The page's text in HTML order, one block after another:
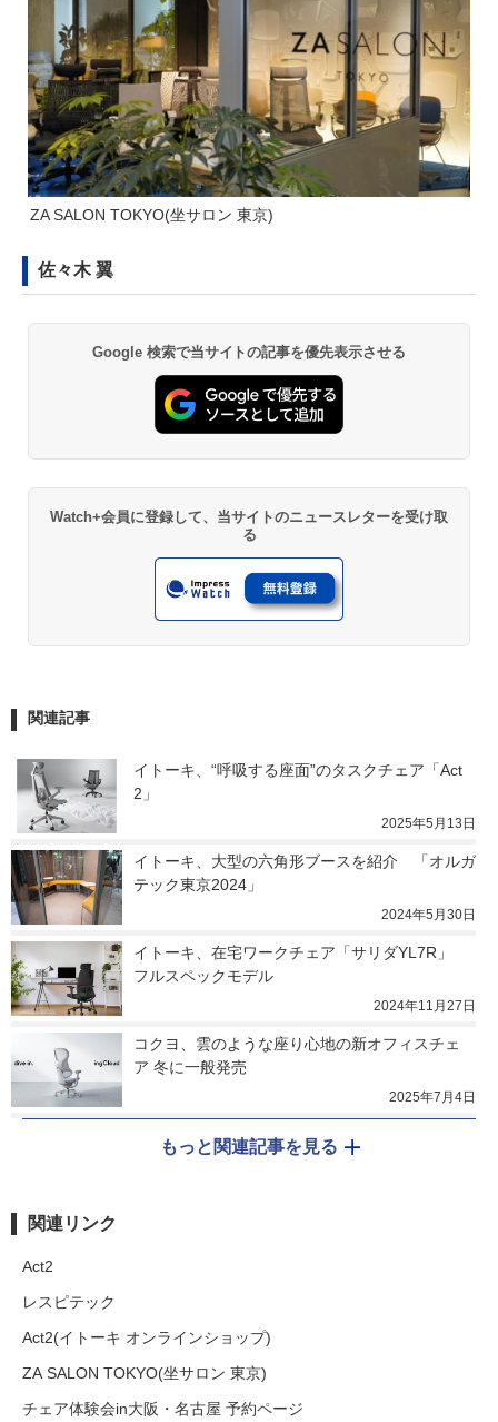
ZA SALON TOKYO(坐サロン 東京)
佐々木 翼
Google 検索で当サイトの記事を優先表示させる
Watch+会員に登録して、当サイトのニュースレターを受け取
る
関連記事
イトーキ、“呼吸する座面”のタスクチェア「Act
2」
2025年5月13日
イトーキ、大型の六角形ブースを紹介　「オルガ
テック東京2024」
2024年5月30日
イトーキ、在宅ワークチェア「サリダYL7R」
フルスペックモデル
2024年11月27日
コクヨ、雲のような座り心地の新オフィスチェ
ア 冬に一般発売
2025年7月4日
もっと関連記事を見る
関連リンク
Act2
レスピテック
Act2(イトーキ オンラインショップ)
ZA SALON TOKYO(坐サロン 東京)
チェア体験会in大阪・名古屋 予約ページ